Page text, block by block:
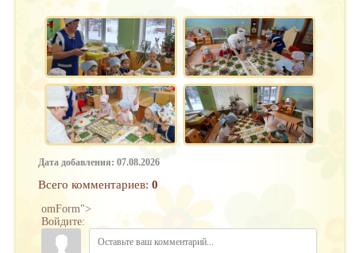
Дата добавления: 07.08.2026
Всего комментариев: 0
omForm">
Войдите: